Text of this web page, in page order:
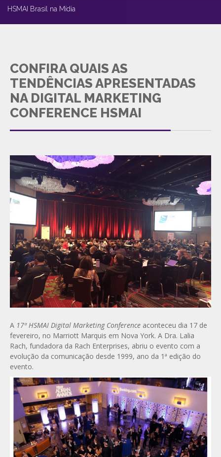
HSMAI Brasil na Mídia
CONFIRA QUAIS AS
TENDÊNCIAS APRESENTADAS
NA DIGITAL MARKETING
CONFERENCE HSMAI
A 17ª HSMAI Digital Marketing Conference aconteceu dia 17 de
fevereiro, no Marriott Marquis em Nova York. A Dra. Lalia
Rach, fundadora da Rach Enterprises, abriu o evento com a
evolução da comunicação desde 1999, ano da 1ª edição do
evento.